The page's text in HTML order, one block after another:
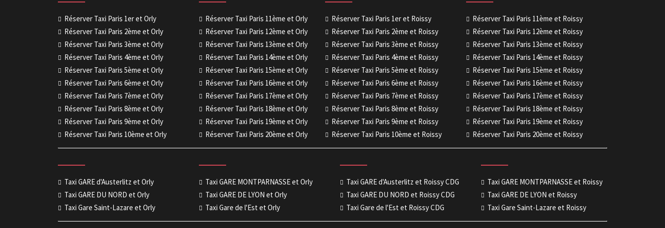
Réserver Taxi Paris 1er et Orly
Réserver Taxi Paris 2ème et Orly
Réserver Taxi Paris 3ème et Orly
Réserver Taxi Paris 4ème et Orly
Réserver Taxi Paris 5ème et Orly
Réserver Taxi Paris 6ème et Orly
Réserver Taxi Paris 7ème et Orly
Réserver Taxi Paris 8ème et Orly
Réserver Taxi Paris 9ème et Orly
Réserver Taxi Paris 10ème et Orly
Réserver Taxi Paris 11ème et Orly
Réserver Taxi Paris 12ème et Orly
Réserver Taxi Paris 13ème et Orly
Réserver Taxi Paris 14ème et Orly
Réserver Taxi Paris 15ème et Orly
Réserver Taxi Paris 16ème et Orly
Réserver Taxi Paris 17ème et Orly
Réserver Taxi Paris 18ème et Orly
Réserver Taxi Paris 19ème et Orly
Réserver Taxi Paris 20ème et Orly
Réserver Taxi Paris 1er et Roissy
Réserver Taxi Paris 2ème et Roissy
Réserver Taxi Paris 3ème et Roissy
Réserver Taxi Paris 4ème et Roissy
Réserver Taxi Paris 5ème et Roissy
Réserver Taxi Paris 6ème et Roissy
Réserver Taxi Paris 7ème et Roissy
Réserver Taxi Paris 8ème et Roissy
Réserver Taxi Paris 9ème et Roissy
Réserver Taxi Paris 10ème et Roissy
Réserver Taxi Paris 11ème et Roissy
Réserver Taxi Paris 12ème et Roissy
Réserver Taxi Paris 13ème et Roissy
Réserver Taxi Paris 14ème et Roissy
Réserver Taxi Paris 15ème et Roissy
Réserver Taxi Paris 16ème et Roissy
Réserver Taxi Paris 17ème et Roissy
Réserver Taxi Paris 18ème et Roissy
Réserver Taxi Paris 19ème et Roissy
Réserver Taxi Paris 20ème et Roissy
Taxi GARE d'Austerlitz et Orly
Taxi GARE DU NORD et Orly
Taxi Gare Saint-Lazare et Orly
Taxi GARE MONTPARNASSE et Orly
Taxi GARE DE LYON et Orly
Taxi Gare de l'Est et Orly
Taxi GARE d'Austerlitz et Roissy CDG
Taxi GARE DU NORD et Roissy CDG
Taxi Gare de l'Est et Roissy CDG
Taxi GARE MONTPARNASSE et Roissy
Taxi GARE DE LYON et Roissy
Taxi Gare Saint-Lazare et Roissy